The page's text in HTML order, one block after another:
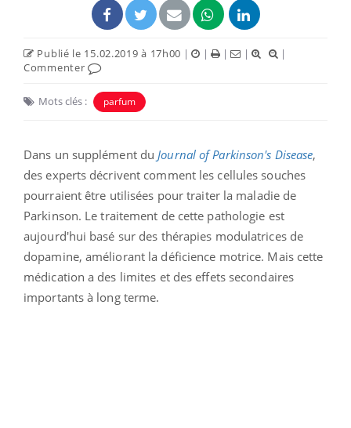
Publié le 15.02.2019 à 17h00 | | | |
|
Commenter
Mots clés : parfum
Dans un supplément du Journal of Parkinson's Disease,
des experts décrivent comment les cellules souches
pourraient être utilisées pour traiter la maladie de
Parkinson. Le traitement de cette pathologie est
aujourd'hui basé sur des thérapies modulatrices de
dopamine, améliorant la déficience motrice. Mais cette
médication a des limites et des effets secondaires
importants à long terme.